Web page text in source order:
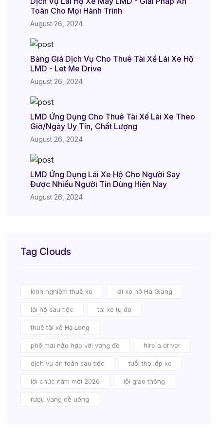
Toàn Cho Mọi Hành Trình
August 26, 2024
Bảng Giá Dịch Vụ Cho Thuê Tài Xế Lái Xe Hộ
LMD - Let Me Drive
August 26, 2024
LMD Ứng Dụng Cho Thuê Tài Xế Lái Xe Theo
Giờ/Ngày Uy Tín, Chất Lượng
August 26, 2024
LMD Ứng Dụng Lái Xe Hộ Cho Người Say
Được Nhiều Người Tin Dùng Hiện Nay
August 26, 2024
Tag Clouds
kinh nghiệm thuê xe lái xe hộ Hà Giang
lái hộ sau tiệc tai xe tu do
thuê tài xế Hạ Long
phô mai nào hợp với vang đỏ hire a driver
dịch vụ an toàn sau tiệc tuổi thọ lốp xe
lời chúc năm mới 2026 lỗi giao thông
rượu vang dễ uống